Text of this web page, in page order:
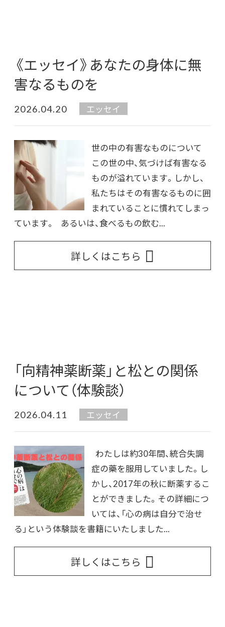
《エッセイ》あなたの身体に無
害なるものを
2026.04.20 エッセイ
世の中の有害なものについて
この世の中、気づけば有害なる
ものが溢れています。しかし、
私たちはその有害なるものに囲
まれていることに慣れてしまっ
ています。 あるいは、食べるもの飲む...
詳しくはこちら
「向精神薬断薬」と松との関係
について（体験談）
2026.04.11 エッセイ
わたしは約30年間、統合失調
症の藥を服用していました。し
かし、2017年の秋に断薬するこ
とができました。その詳細につ
いては、「心の病は自分で治せ
る」という体験談を書籍にいたしました...
詳しくはこちら